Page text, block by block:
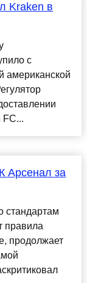
Kraken в
с
американской
FC...
Арсенал за
стандартам
правила
продолжает